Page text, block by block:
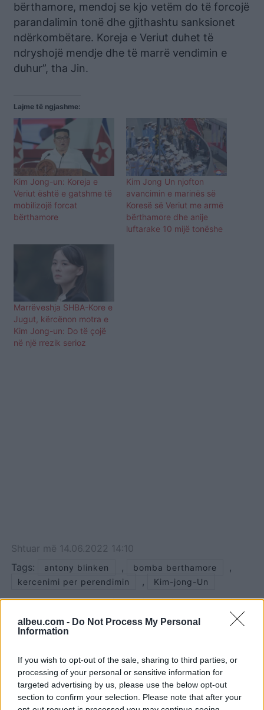
albeu.com - Do Not Process My Personal
Information
If you wish to opt-out of the sale, sharing to third parties, or
processing of your personal or sensitive information for
targeted advertising by us, please use the below opt-out
section to confirm your selection. Please note that after your
bërthamore, mendoj se kjo vetëm do të forcojë
parandalimin tonë dhe gjithashtu sanksionet
ndërkombëtare. Koreja e Veriut duhet të
ndryshojë mendje dhe të marrë vendimin e
duhur”, tha Jin.
Lajme të ngjashme:
Kim Jong-un: Koreja e
Veriut është e gatshme të
mobilizojë forcat
bërthamore
Kim Jong Un njofton
avancimin e marinës së
Koresë së Veriut me armë
bërthamore dhe anije
luftarake 10 mijë tonëshe
Marrëveshja SHBA-Kore e
Jugut, kërcënon motra e
Kim Jong-un: Do të çojë
në një rrezik serioz
Shtuar më 14.06.2022 14:10
Tags:
antony blinken , bomba berthamore ,
kercenimi per perendimin , Kim-jong-Un